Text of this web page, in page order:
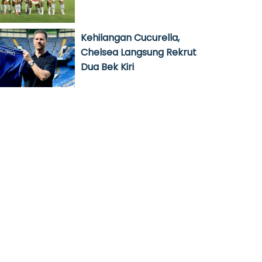
Kehilangan Cucurella,
Chelsea Langsung Rekrut
Dua Bek Kiri